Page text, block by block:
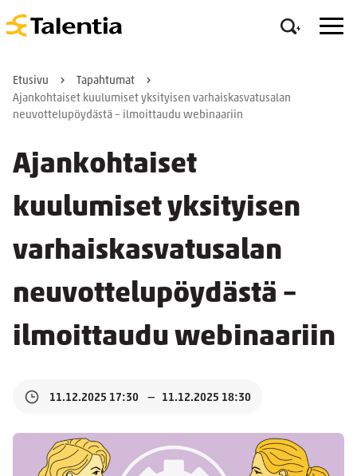
Etusivu
Tapahtumat
Ajankohtaiset kuulumiset yksityisen varhaiskasvatusalan
neuvottelupöydästä – ilmoittaudu webinaariin
Ajankohtaiset
kuulumiset yksityisen
varhaiskasvatusalan
neuvottelupöydästä –
ilmoittaudu webinaariin
11.12.2025 17:30 11.12.2025 18:30